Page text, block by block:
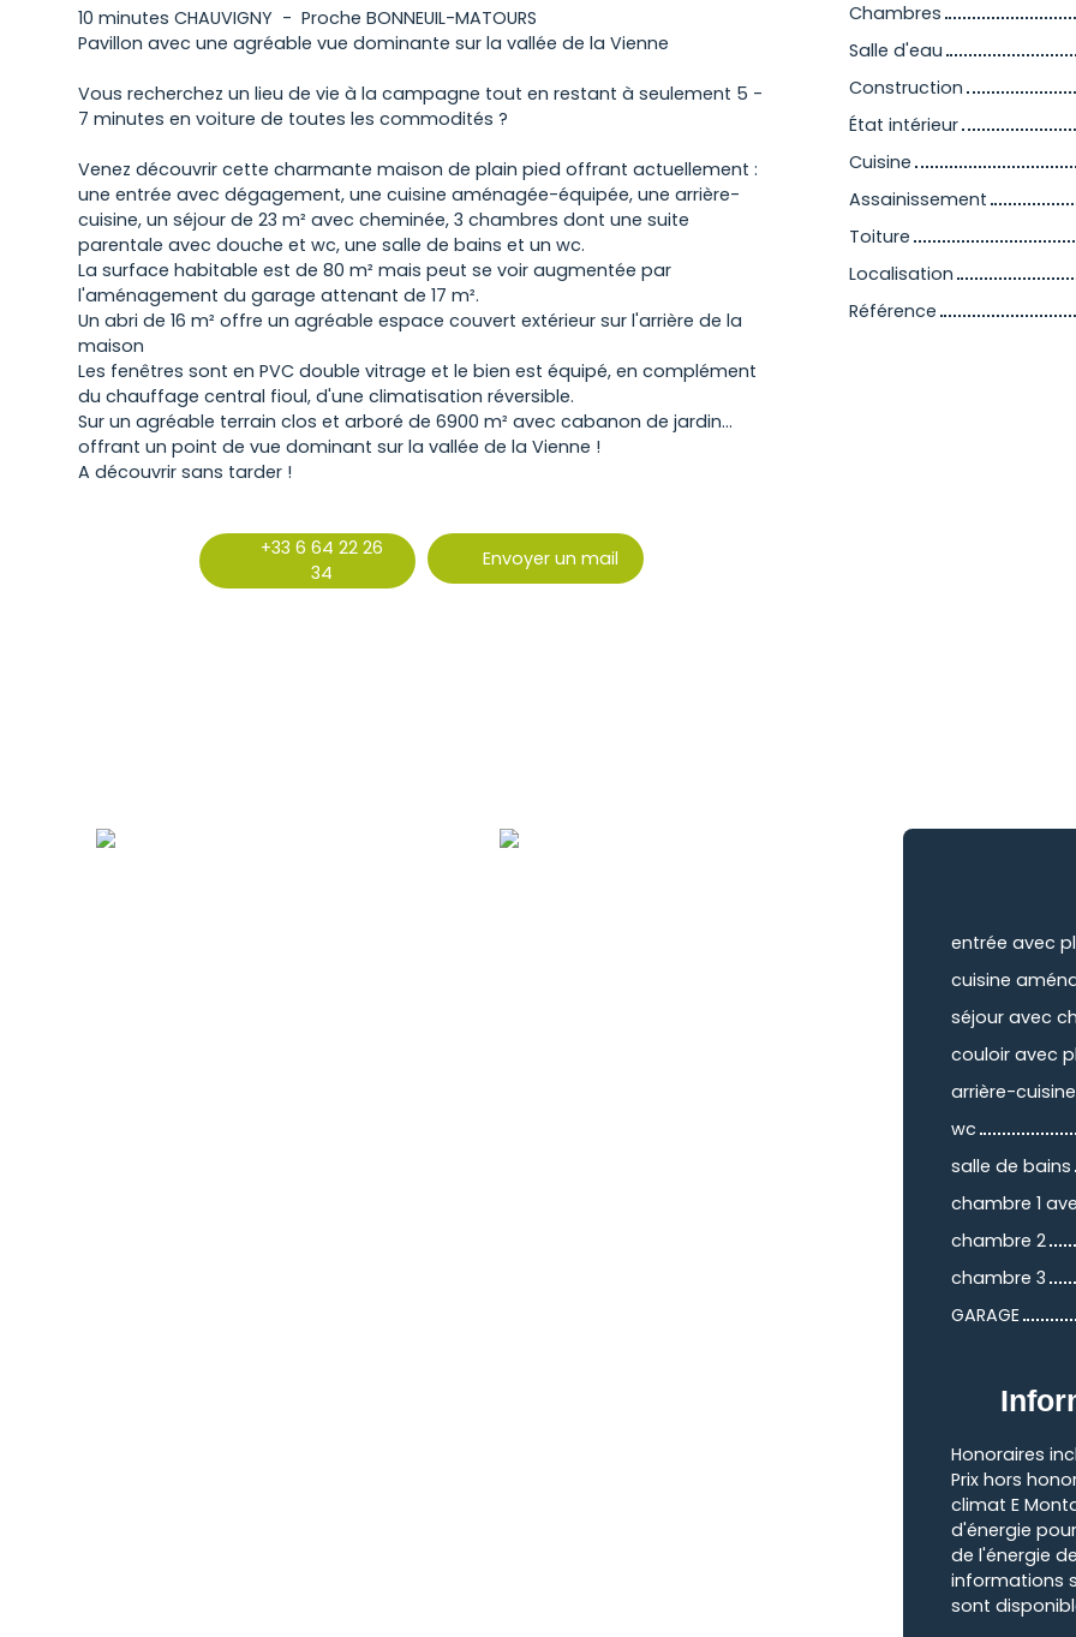
10 minutes CHAUVIGNY - Proche BONNEUIL-MATOURS
Pavillon avec une agréable vue dominante sur la vallée de la Vienne
Vous recherchez un lieu de vie à la campagne tout en restant à seulement 5 -
7 minutes en voiture de toutes les commodités ?
Venez découvrir cette charmante maison de plain pied offrant actuellement :
une entrée avec dégagement, une cuisine aménagée-équipée, une arrière-
cuisine, un séjour de 23 m² avec cheminée, 3 chambres dont une suite
parentale avec douche et wc, une salle de bains et un wc.
La surface habitable est de 80 m² mais peut se voir augmentée par
l'aménagement du garage attenant de 17 m².
Un abri de 16 m² offre un agréable espace couvert extérieur sur l'arrière de la
maison
Les fenêtres sont en PVC double vitrage et le bien est équipé, en complément
du chauffage central fioul, d'une climatisation réversible.
Sur un agréable terrain clos et arboré de 6900 m² avec cabanon de jardin...
offrant un point de vue dominant sur la vallée de la Vienne !
A découvrir sans tarder !
+33 6 64 22 26
34
Envoyer un mail
Chambres
Salle d'eau
Construction
État intérieur
Cuisine
Assainissement
Toiture
Localisation
Référence
entrée avec
cuisine
séjour avec
couloir avec
arrière-cuisine
wc
salle de bains
chambre 1
chambre 2
chambre 3
GARAGE
Honoraires
Prix hors
climat E
d'énergie
de l'énergie
informations
sont